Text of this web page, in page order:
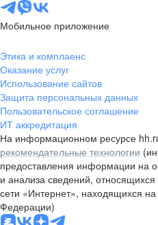
Мобильное приложение
Этика и комплаенс
Оказание услуг
Использование сайтов
Защита персональных данных
Пользовательское соглашение
ИТ аккредитация
На информационном ресурсе
рекомендательные технологии
предоставления информации на
и анализа сведений,
сети «Интернет», находящихся на
Федерации)